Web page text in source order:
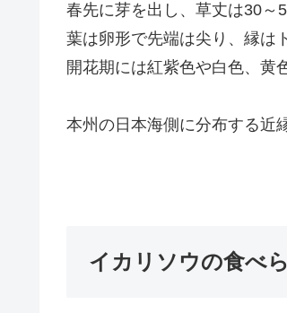
春先に芽を出し、草丈は30～
葉は卵形で先端は尖り、縁は
開花期には紅紫色や白色、黄
本州の日本海側に分布する近
イカリソウの食べ